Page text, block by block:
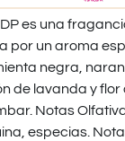
es una
por un aroma
negra,
de lavanda y flor
Notas
especias.